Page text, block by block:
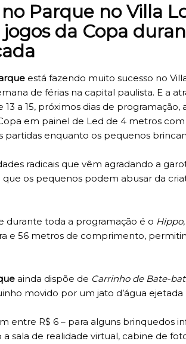
Parque no Villa
da Copa
está fazendo muito sucesso no
de férias na capital paulista. E a
13 a 15, próximos dias de
em painel de Led de 4 metros
partidas enquanto os pequenos
radicais que vêm agradando a
que os pequenos podem abusar da
durante toda a programação é o Hippo
e 56 metros de comprimento,
ainda dispõe de Carrinho de Bate-
movido por um jato d’água
entre R$ 6 – para alguns brinquedos
a sala de realidade virtual, cabine de